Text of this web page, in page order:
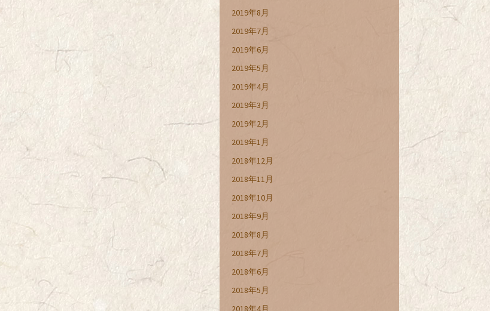
2019年8月
2019年7月
2019年6月
2019年5月
2019年4月
2019年3月
2019年2月
2019年1月
2018年12月
2018年11月
2018年10月
2018年9月
2018年8月
2018年7月
2018年6月
2018年5月
2018年4月